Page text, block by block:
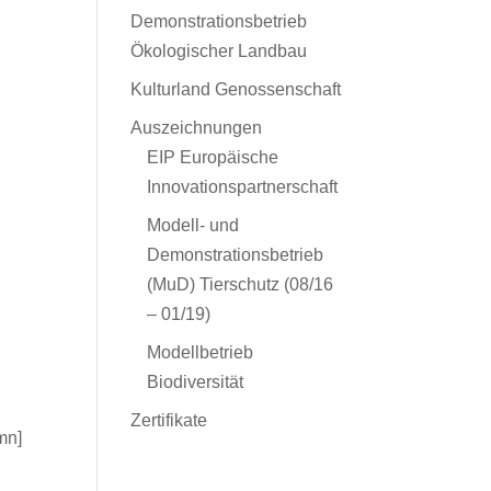
Demonstrationsbetrieb
Ökologischer Landbau
Kulturland Genossenschaft
Auszeichnungen
EIP Europäische
Innovationspartnerschaft
Modell- und
Demonstrationsbetrieb
(MuD) Tierschutz (08/16
– 01/19)
Modellbetrieb
Biodiversität
Zertifikate